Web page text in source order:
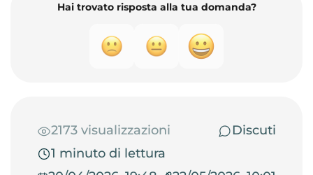
Hai trovato risposta alla tua domanda?
2173 visualizzazioni
Discuti
1 minuto di lettura